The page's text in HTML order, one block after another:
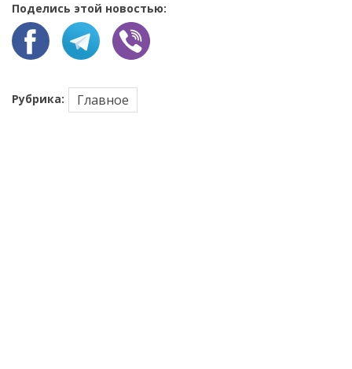
Поделись этой новостью:
Рубрика: Главное